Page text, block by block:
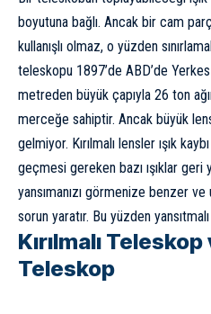
boyutuna bağlı. Ancak bir cam
kullanışlı olmaz, o yüzden
teleskopu 1897’de ABD’de
metreden büyük çapıyla 26 ton
merceğe sahiptir. Ancak büyük
gelmiyor. Kırılmalı lensler ışık
geçmesi gereken bazı ışıklar geri
yansımanızı görmenize benzer
sorun yaratır. Bu yüzden
Kırılmalı Teleskop
Teleskop